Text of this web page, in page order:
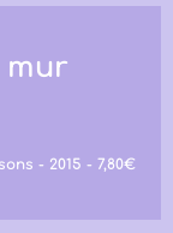
mur
- 2015 - 7,80€